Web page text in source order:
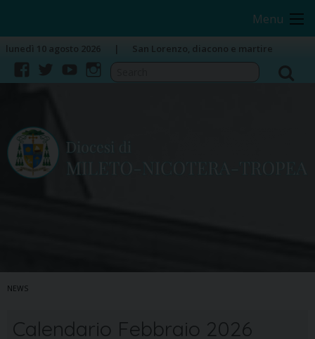
content
Menu
lunedì 10 agosto 2026 San Lorenzo, diacono e martire
facebook
twitteryoutubeinstagram
NEWS
Calendario Febbraio 2026